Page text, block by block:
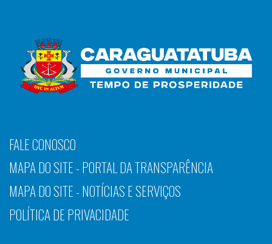
FALE CONOSCO
MAPA DO SITE - PORTAL DA TRANSPARÊNCIA
MAPA DO SITE - NOTÍCIAS E SERVIÇOS
POLÍTICA DE PRIVACIDADE